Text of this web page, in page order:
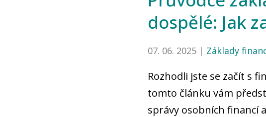
dospělé: Jak
07. 06. 2025 | Základy
Rozhodli jste se začít s
tomto článku vám
správy osobních financí